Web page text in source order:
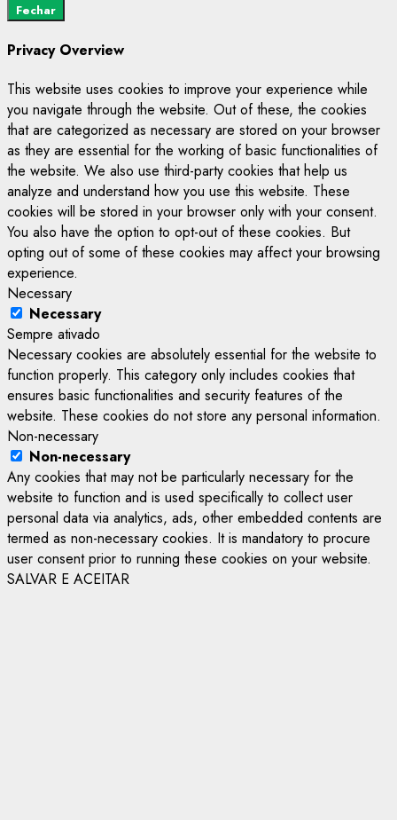
Fechar
Privacy Overview
This website uses cookies to improve your experience while
you navigate through the website. Out of these, the cookies
that are categorized as necessary are stored on your browser
as they are essential for the working of basic functionalities of
the website. We also use third-party cookies that help us
analyze and understand how you use this website. These
cookies will be stored in your browser only with your consent.
You also have the option to opt-out of these cookies. But
opting out of some of these cookies may affect your browsing
experience.
Necessary
Necessary
Sempre ativado
Necessary cookies are absolutely essential for the website to
function properly. This category only includes cookies that
ensures basic functionalities and security features of the
website. These cookies do not store any personal information.
Non-necessary
Non-necessary
Any cookies that may not be particularly necessary for the
website to function and is used specifically to collect user
personal data via analytics, ads, other embedded contents are
termed as non-necessary cookies. It is mandatory to procure
user consent prior to running these cookies on your website.
SALVAR E ACEITAR